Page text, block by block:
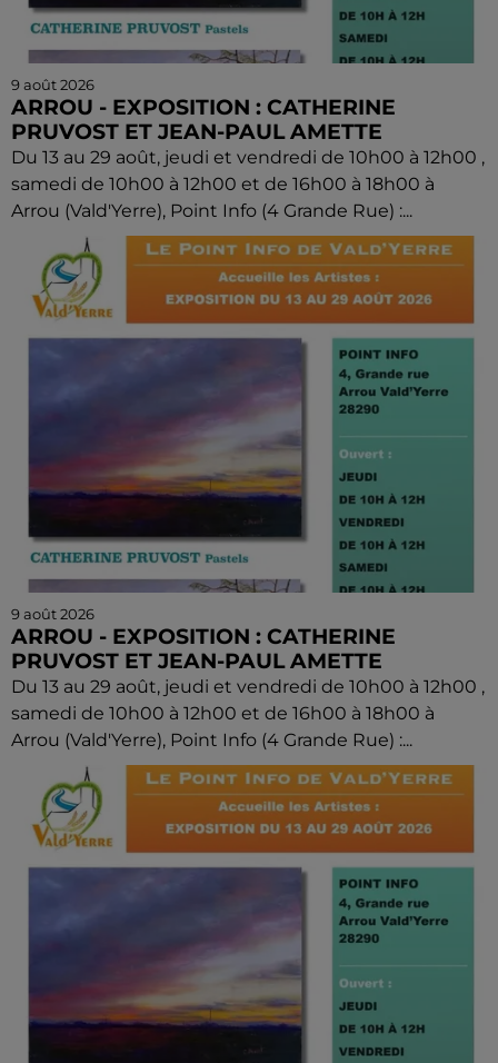
9 août 2026
ARROU - EXPOSITION : CATHERINE
PRUVOST ET JEAN-PAUL AMETTE
Du 13 au 29 août, jeudi et vendredi de 10h00 à 12h00 ,
samedi de 10h00 à 12h00 et de 16h00 à 18h00 à
Arrou (Vald'Yerre), Point Info (4 Grande Rue) :...
9 août 2026
ARROU - EXPOSITION : CATHERINE
PRUVOST ET JEAN-PAUL AMETTE
Du 13 au 29 août, jeudi et vendredi de 10h00 à 12h00 ,
samedi de 10h00 à 12h00 et de 16h00 à 18h00 à
Arrou (Vald'Yerre), Point Info (4 Grande Rue) :...